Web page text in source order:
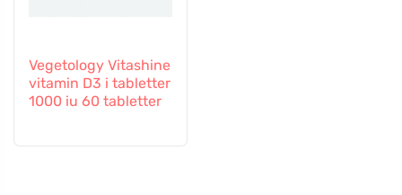
Vegetology Vitashine
vitamin D3 i tabletter
1000 iu 60 tabletter